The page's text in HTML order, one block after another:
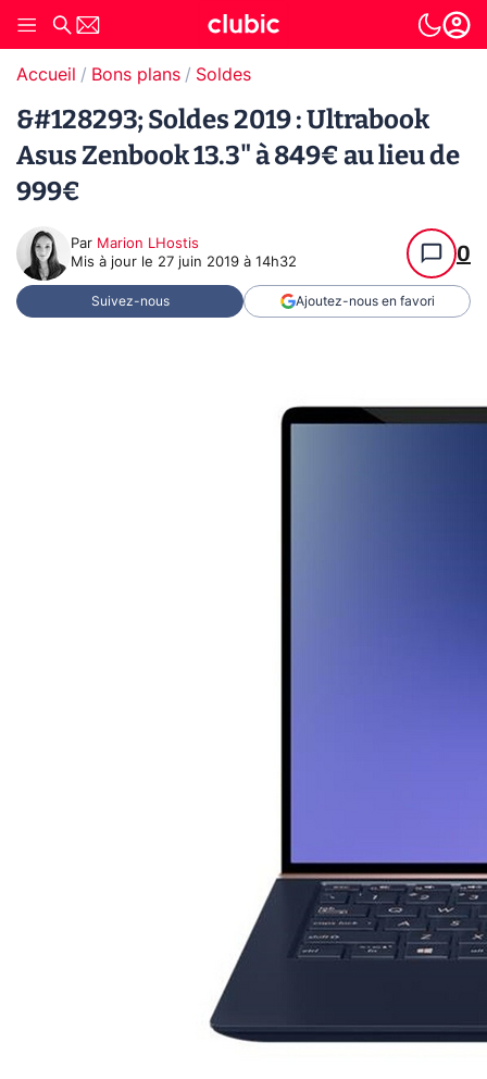
Accueil Bons plans Soldes
&#128293; Soldes 2019 : Ultrabook
Asus Zenbook 13.3" à 849€ au lieu de
999€
Par Marion LHostis
Mis à jour le 27 juin 2019 à 14h32 0
Suivez-nous Ajoutez-nous en favori